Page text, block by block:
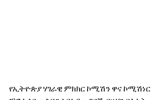
የኢትዮጵያ ሃገራዊ ምክክር ኮሚሽን ዋና ኮሚሽነር